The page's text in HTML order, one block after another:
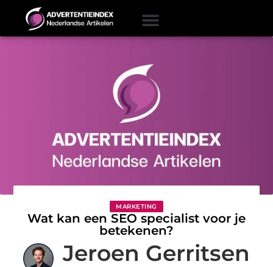
MARKETING
Wat kan een SEO specialist voor je
betekenen?
Jeroen Gerritsen